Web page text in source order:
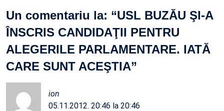
Un comentariu la: “USL BUZĂU ŞI-A
ÎNSCRIS CANDIDAŢII PENTRU
ALEGERILE PARLAMENTARE. IATĂ
CARE SUNT ACEŞTIA”
ion
05.11.2012. 20:46 la 20:46